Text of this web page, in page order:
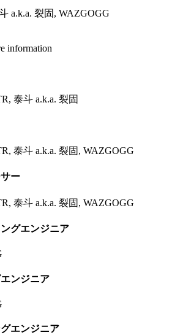
a.k.a. 裂固, WAZGOGG
泰斗 a.k.a. 裂固
泰斗 a.k.a. 裂固, WAZGOGG
ー
泰斗 a.k.a. 裂固, WAZGOGG
グエンジニア
ンジニア
エンジニア